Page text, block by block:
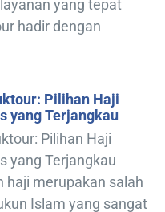
yang tepat
hadir dengan
Pilihan Haji
yang Terjangkau
Pilihan Haji
yang Terjangkau
haji merupakan salah
Islam yang sangat